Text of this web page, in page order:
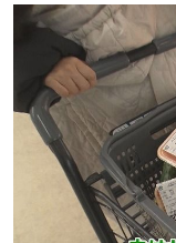
情報提供・お問い合
プ